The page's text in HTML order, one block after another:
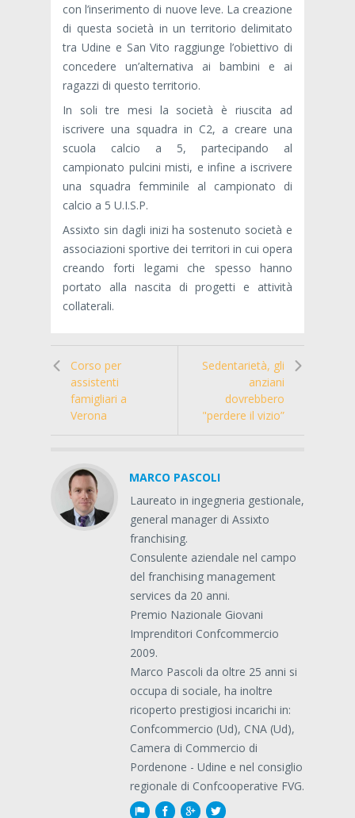
con l’inserimento di nuove leve. La creazione
di questa società in un territorio delimitato
tra Udine e San Vito raggiunge l’obiettivo di
concedere un’alternativa ai bambini e ai
ragazzi di questo territorio.
In soli tre mesi la società è riuscita ad
iscrivere una squadra in C2, a creare una
scuola calcio a 5, partecipando al
campionato pulcini misti, e infine a iscrivere
una squadra femminile al campionato di
calcio a 5 U.I.S.P.
Assixto sin dagli inizi ha sostenuto società e
associazioni sportive dei territori in cui opera
creando forti legami che spesso hanno
portato alla nascita di progetti e attività
collaterali.
Corso per
assistenti
famigliari a
Verona
Sedentarietà, gli
anziani
dovrebbero
"perdere il vizio”
MARCO PASCOLI
Laureato in ingegneria gestionale,
general manager di Assixto
franchising.
Consulente aziendale nel campo
del franchising management
services da 20 anni.
Premio Nazionale Giovani
Imprenditori Confcommercio
2009.
Marco Pascoli da oltre 25 anni si
occupa di sociale, ha inoltre
ricoperto prestigiosi incarichi in:
Confcommercio (Ud), CNA (Ud),
Camera di Commercio di
Pordenone - Udine e nel consiglio
regionale di Confcooperative FVG.